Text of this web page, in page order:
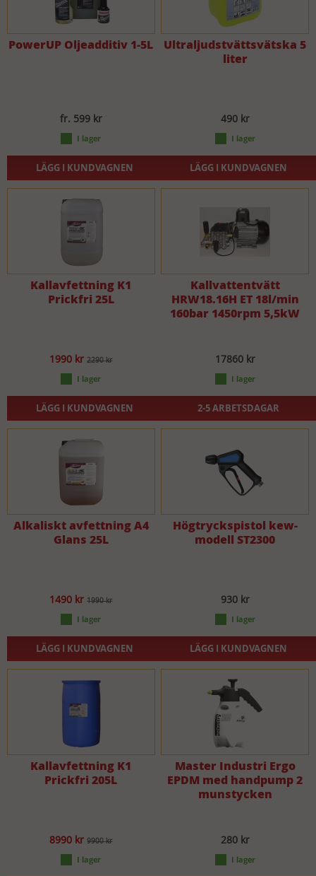
PowerUP Oljeadditiv 1-5L
fr. 599 kr
LÄGG I KUNDVAGNEN
Ultraljudstvättsvätska 5
liter
490 kr
LÄGG I KUNDVAGNEN
Kallavfettning K1
Prickfri 25L
1990 kr 2290 kr
LÄGG I KUNDVAGNEN
Kallvattentvätt
HRW18.16H ET 18l/min
160bar 1450rpm 5,5kW
17860 kr
2-5 ARBETSDAGAR
Alkaliskt avfettning A4
Glans 25L
1490 kr 1990 kr
LÄGG I KUNDVAGNEN
Högtryckspistol kew-
modell ST2300
930 kr
LÄGG I KUNDVAGNEN
Kallavfettning K1
Prickfri 205L
8990 kr 9900 kr
Master Industri Ergo
EPDM med handpump 2
munstycken
280 kr